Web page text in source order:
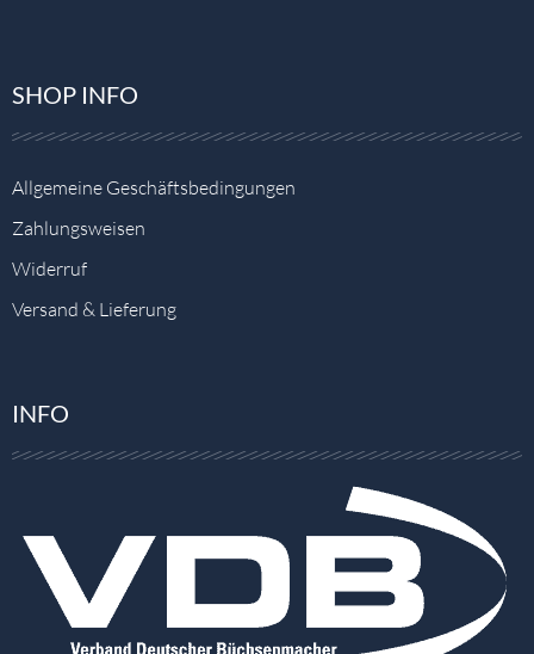
SHOP INFO
Allgemeine Geschäftsbedingungen
Zahlungsweisen
Widerruf
Versand & Lieferung
INFO